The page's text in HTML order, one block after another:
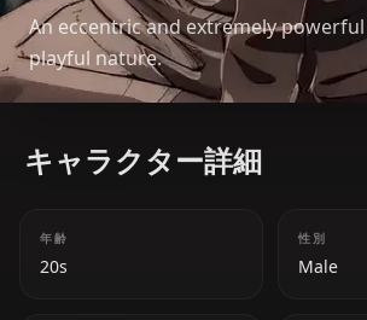
An eccentric and extremely
playful nature.
キャラクター詳細
年齢
20s
性別
Male